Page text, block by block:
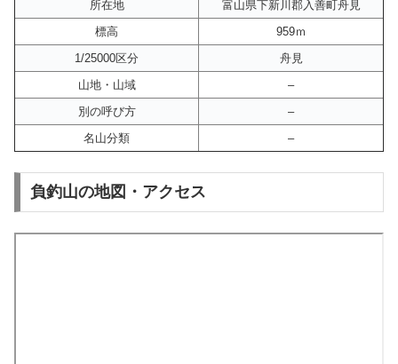
所在地
富山県下新川郡入善町舟見
標高
959ｍ
1/25000区分
舟見
山地・山域
–
別の呼び方
–
名山分類
–
負釣山の地図・アクセス